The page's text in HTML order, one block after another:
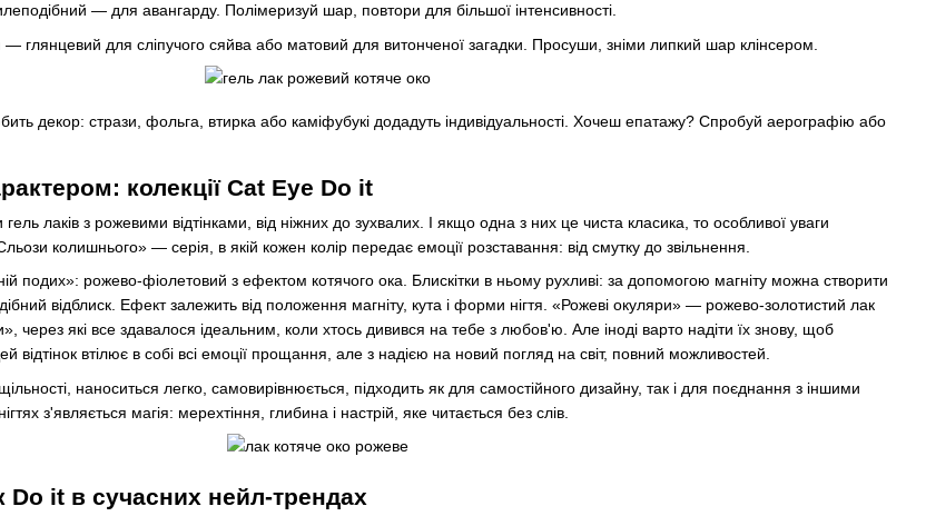
— для авангарду. Полімеризуй шар, повтори для більшої інтенсивності.
— глянцевий для сліпучого сяйва або матовий для витонченої загадки. Просуши, зніми липкий шар клінсером.
декор: стрази, фольга, втирка або каміфубукі додадуть індивідуальності. Хочеш епатажу? Спробуй аерографію або
колекції Cat Eye Do it
гель лаків з рожевими відтінками, від ніжних до зухвалих. І якщо одна з них це чиста класика, то особливої уваги
колишнього» — серія, в якій кожен колір передає емоції розставання: від смутку до звільнення.
подих»: рожево-фіолетовий з ефектом котячого ока. Блискітки в ньому рухливі: за допомогою магніту можна створити
відблиск. Ефект залежить від положення магніту, кута і форми нігтя. «Рожеві окуляри» — рожево-золотистий лак
через які все здавалося ідеальним, коли хтось дивився на тебе з любов'ю. Але іноді варто надіти їх знову, щоб
відтінок втілює в собі всі емоції прощання, але з надією на новий погляд на світ, повний можливостей.
наноситься легко, самовирівнюється, підходить як для самостійного дизайну, так і для поєднання з іншими
з'являється магія: мерехтіння, глибина і настрій, яке читається без слів.
Do it в сучасних нейл-трендах